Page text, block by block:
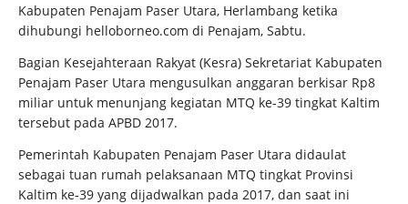
Kabupaten Penajam Paser Utara, Herlambang ketika
dihubungi helloborneo.com di Penajam, Sabtu.
Bagian Kesejahteraan Rakyat (Kesra) Sekretariat Kabupaten
Penajam Paser Utara mengusulkan anggaran berkisar Rp8
miliar untuk menunjang kegiatan MTQ ke-39 tingkat Kaltim
tersebut pada APBD 2017.
Pemerintah Kabupaten Penajam Paser Utara didaulat
sebagai tuan rumah pelaksanaan MTQ tingkat Provinsi
Kaltim ke-39 yang dijadwalkan pada 2017, dan saat ini